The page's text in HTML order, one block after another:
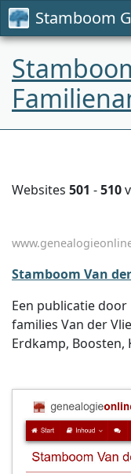
Stamboom
Websites 501 -510
Stamboom Van
Een publicatie
families Van der
Erdkamp, Boosten,